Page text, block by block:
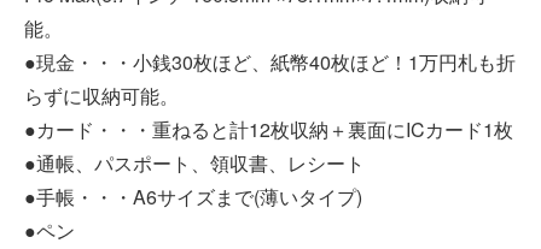
能。
●現金・・・小銭30枚ほど、紙幣40枚ほど！1万円札も折
らずに収納可能。
●カード・・・重ねると計12枚収納＋裏面にICカード1枚
●通帳、パスポート、領収書、レシート
●手帳・・・A6サイズまで(薄いタイプ)
●ペン